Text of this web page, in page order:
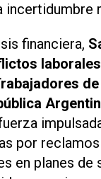
incertidumbre
financiera,
por
en planes de